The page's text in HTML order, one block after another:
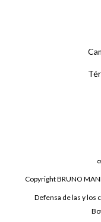
Copyright BRUNO
Defensa de las y los